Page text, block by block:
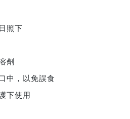
照下
劑
中，以免誤食
下使用